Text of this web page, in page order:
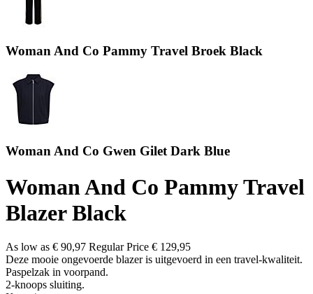
Woman And Co Pammy Travel Broek Black
Woman And Co Gwen Gilet Dark Blue
Woman And Co Pammy Travel
Blazer Black
As low as € 90,97 Regular Price € 129,95
Deze mooie ongevoerde blazer is uitgevoerd in een travel-kwaliteit.
Paspelzak in voorpand.
2-knoops sluiting.